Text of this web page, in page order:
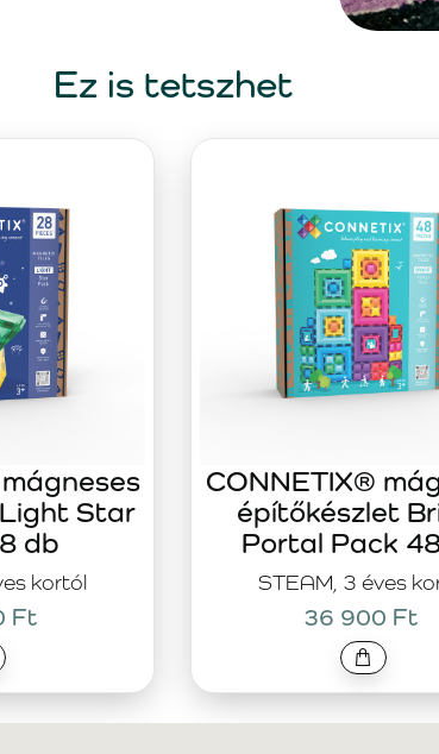
Ez is tetszhet
kortól
Star
db
Ft
STEAM, 3 éves
CONNETIX®
építőkészlet
Portal Pack
36 900 Ft